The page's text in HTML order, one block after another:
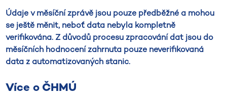
Údaje v měsíční zprávě jsou pouze předběžné a mohou
se ještě měnit, neboť data nebyla kompletně
verifikována. Z důvodů procesu zpracování dat jsou do
měsíčních hodnocení zahrnuta pouze neverifikovaná
data z automatizovaných stanic.
Více o ČHMÚ